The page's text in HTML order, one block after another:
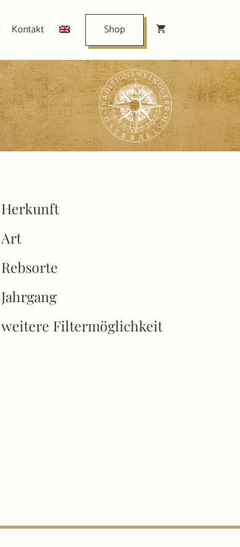
Kontakt Shop
Herkunft
Art
Rebsorte
Jahrgang
weitere Filtermöglichkeit